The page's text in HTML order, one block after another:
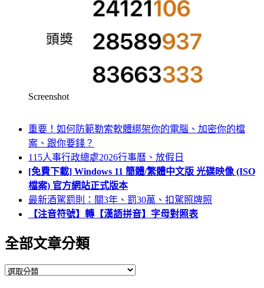
Screenshot
重要！如何防範勒索軟體綁架你的電腦、加密你的檔
案、跟你要錢？
115人事行政總處2026行事曆、放假日
[免費下載] Windows 11 簡體/繁體中文版 光碟映像 (ISO
檔案) 官方網站正式版本
最新酒駕罰則：關3年、罰30萬、扣駕照牌照
【注音符號】轉【漢語拼音】字母對照表
全部文章分類
全